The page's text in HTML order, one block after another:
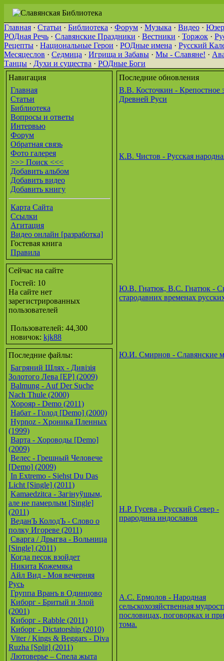
Главная · Статьи · Библиотека · Форум · Музыка · Видео ·
РОДная Речь · Славянские Праздники · Вестники · Торжок ·
Рецепты · Национальные Герои · РОДные имена · Русский
Месяцеслов · Седмица · Игрища и Забавы · Мы - Славяне! ·
Танцы · Духи и существа · РОДные Боги
Навигация
Главная
Статьи
Библиотека
Вопросы и ответы
Интервью
Форум
Обратная связь
Фото галерея
>>> Поиск <<<
Добавить альбом
Добавить видео
Добавить книгу
Карта Сайта
Ссылки
Агитация
Видео онлайн [разработка]
Гостевая книга
Правила
Сейчас на сайте
Гостей: 10
На сайте нет
зарегистрированных
пользователей
Пользователей: 44,300
новичок: kjk88
Последние файлы:
Багряний Шлях - Дивізія
Золотого Лева [EP] (2009)
Balmung - Auf Der Suche
Nach Thule (2000)
Хорояр - Demo (2011)
Набат - Голод [Demo] (2000)
Hypnoz - Хроника Пленных
(1999)
Варта - Хороводы [Demo]
(2009)
Велес - Грешный Человече
[Demo] (2009)
In Extremo - Siehst Du Das
Licht [Single] (2011)
Kamaedzitca - Загінуўшым,
але не памерлым [Single]
(2011)
ВеданЪ КолодЪ - Слово о
полку Игореве (2011)
Сварга / Дрыгва - Вольница
[Single] (2011)
Когда песок взойдет
Никита Кожемяка
Айл Вид - Моя вечерняя
Русь
Группа Вранъ в Одинцово
Киборг - Бритый и Злой
(2001)
Киборг - Rabble (2011)
Киборг - Dictatorship (2010)
Viter / Kings & Beggars - Diva
Ruzha [Split] (2011)
Лютоверье – Спела жыта
Последние обновления
В.В. Косточкин - Крепостное
Древней Руси
К.В. Чистов - Русская
Ю.В. Гнатюк, В.С. Гнатюк -
стародавних временах
Ю.И. Смирнов - Славянские
Н.Р. Гусева - Русский Север -
прародина индославов
А.С. Ермолов - Народная
сельскохозяйственная
пословицах, поговорках и
тома.